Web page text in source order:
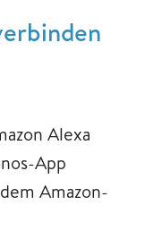
Alexa
App
Amazon-